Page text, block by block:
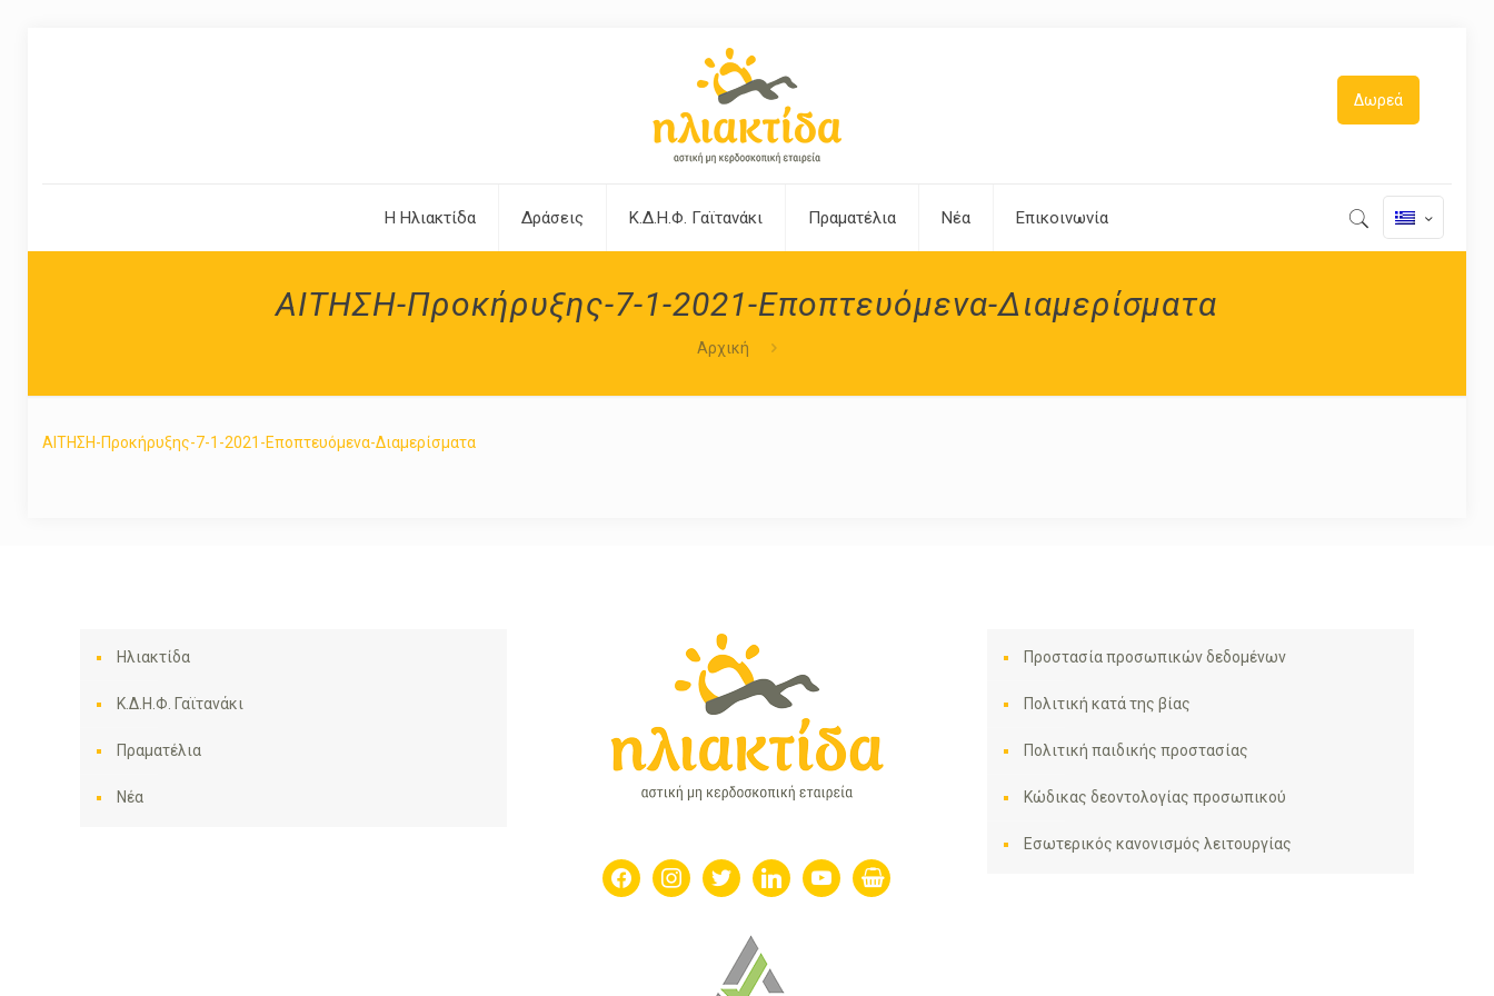
Η Ηλιακτίδα Δράσεις Κ.Δ.Η.Φ. Γαϊτανάκι Πραματέλια Νέα Επικοινωνία
Δωρεά
ΑΙΤΗΣΗ-Προκήρυξης-7-1-2021-Εποπτευόμενα-Διαμερίσματα
Αρχική
ΑΙΤΗΣΗ-Προκήρυξης-7-1-2021-Εποπτευόμενα-Διαμερίσματα
Ηλιακτίδα
Κ.Δ.Η.Φ. Γαϊτανάκι
Πραματέλια
Νέα
facebookinstagram
twitter linkedinyoutubeshopping-
basket
Προστασία προσωπικών δεδομένων
Πολιτική κατά της βίας
Πολιτική παιδικής προστασίας
Κώδικας δεοντολογίας προσωπικού
Εσωτερικός κανονισμός λειτουργίας